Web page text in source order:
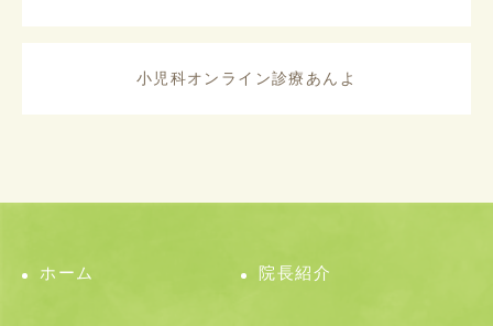
小児科オンライン診療あんよ
ホーム 院長紹介